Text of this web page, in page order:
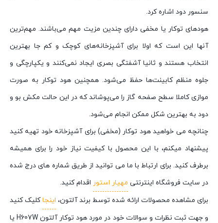
سنسور دود اشاره کرد.
هودهای توکار یا مخفی دارای چندین مزیت مهم می‌باشند. مهم‌ترین
آنها این است که اولا برای آشپزخانه‌های کوچک و کم جا بهترین
انتخاب هستند و ثانیا آشفتگی بصری ایجاد نمی‌کنند و یکپارچگی و
جلوه منظم کابینت‌ها حفظ می‌شود. همچنین هود توکار به صورت
موازی کاملا سطح صفحه گاز را می‌پوشاند که در این حالت مکش بو و
دود به بهترین شکل ممکن انجام می‌شود.
چنانچه می خواهید هود توکار (مخفی) برای آشپزخانه خود تهیه کنید
پیشنهاد میکنم، با این محصول با کیفیت نیاز خود را برای همیشه
برطرف کنید. برای ارتباط با ما می توانید از طریق شماره های درج شده
در سایت فروشگاه اینترنتی مهیار استور اقدام کنید.
برای مشاهده محصولات ارائه شده توسط برند آلتون، اینجاکلیک کنید
و جهت ثبت نظرات و سوالات خود در مورد هود توکار آلتون H607W یا